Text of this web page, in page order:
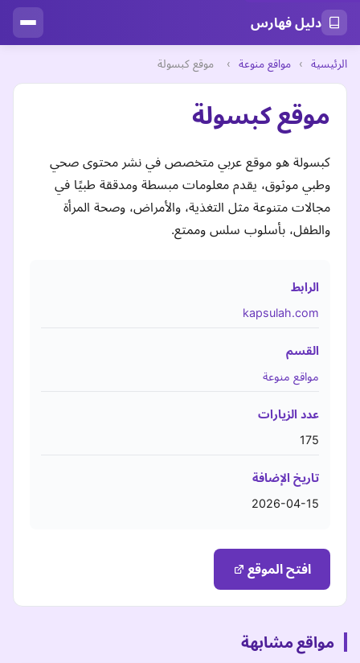
دليل فهارس
الرئيسية › مواقع منوعة › موقع كبسولة
موقع كبسولة
كبسولة هو موقع عربي متخصص في نشر محتوى صحي
وطبي موثوق، يقدم معلومات مبسطة ومدققة طبيًا في
مجالات متنوعة مثل التغذية، والأمراض، وصحة المرأة
والطفل، بأسلوب سلس وممتع.
الرابط
kapsulah.com
القسم
مواقع منوعة
عدد الزيارات
175
تاريخ الإضافة
2026-04-15
افتح الموقع
مواقع مشابهة